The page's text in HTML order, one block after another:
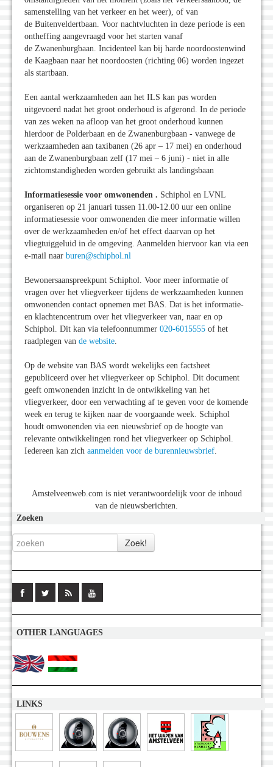
samenstelling van het verkeer en het weer), of van
de Buitenveldertbaan. Voor nachtvluchten in deze periode is een
ontheffing aangevraagd voor het starten vanaf
de Zwanenburgbaan. Incidenteel kan bij harde noordoostenwind
de Kaagbaan naar het noordoosten (richting 06) worden ingezet
als startbaan.
Een aantal werkzaamheden aan het ILS kan pas worden
uitgevoerd nadat het groot onderhoud is afgerond. In de periode
van zes weken na afloop van het groot onderhoud kunnen
hierdoor de Polderbaan en de Zwanenburgbaan - vanwege de
werkzaamheden aan taxibanen (26 apr – 17 mei) en onderhoud
aan de Zwanenburgbaan zelf (17 mei – 6 juni) - niet in alle
zichtomstandigheden worden gebruikt als landingsbaan
Informatiesessie voor omwonenden . Schiphol en LVNL
organiseren op 21 januari tussen 11.00-12.00 uur een online
informatiesessie voor omwonenden die meer informatie willen
over de werkzaamheden en/of het effect daarvan op het
vliegtuiggeluid in de omgeving. Aanmelden hiervoor kan via een
e-mail naar buren@schiphol.nl
Bewonersaanspreekpunt Schiphol. Voor meer informatie of
vragen over het vliegverkeer tijdens de werkzaamheden kunnen
omwonenden contact opnemen met BAS. Dat is het informatie-
en klachtencentrum over het vliegverkeer van, naar en op
Schiphol. Dit kan via telefoonnummer 020-6015555 of het
raadplegen van de website.
Op de website van BAS wordt wekelijks een factsheet
gepubliceerd over het vliegverkeer op Schiphol. Dit document
geeft omwonenden inzicht in de ontwikkeling van het
vliegverkeer, door een verwachting af te geven voor de komende
week en terug te kijken naar de voorgaande week. Schiphol
houdt omwonenden via een nieuwsbrief op de hoogte van
relevante ontwikkelingen rond het vliegverkeer op Schiphol.
Iedereen kan zich aanmelden voor de burennieuwsbrief.
Amstelveenweb.com is niet verantwoordelijk voor de inhoud
van de nieuwsberichten.
Zoeken
OTHER LANGUAGES
LINKS